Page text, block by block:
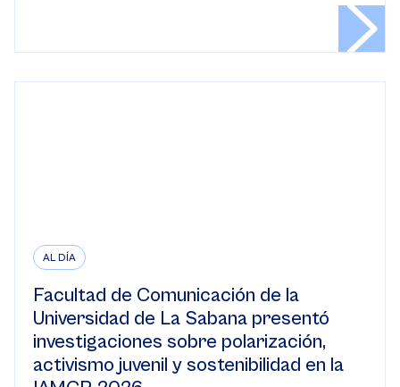
AL DÍA
Facultad de Comunicación de la
Universidad de La Sabana presentó
investigaciones sobre polarización,
activismo juvenil y sostenibilidad en la